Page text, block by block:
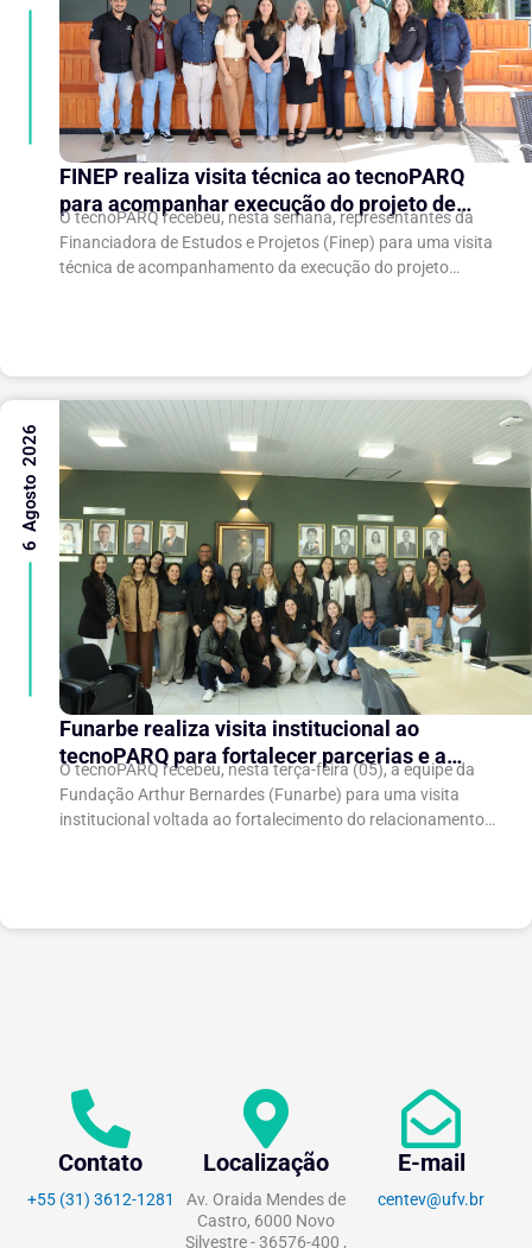
FINEP realiza visita técnica ao tecnoPARQ
para acompanhar execução do projeto de
expansão do Parque Tecnológico
O tecnoPARQ recebeu, nesta semana, representantes da
Financiadora de Estudos e Projetos (Finep) para uma visita
técnica de acompanhamento da execução do projeto
Funarbe realiza visita institucional ao
tecnoPARQ para fortalecer parcerias e a
gestão da inovação
O tecnoPARQ recebeu, nesta terça-feira (05), a equipe da
Fundação Arthur Bernardes (Funarbe) para uma visita
institucional voltada ao fortalecimento do relacionamento
6 Agosto 2026
Contato
+55 (31) 3612-1281
Localização
Av. Oraida Mendes de
Castro, 6000 Novo
Silvestre - 36576-400 ,
E-mail
centev@ufv.br